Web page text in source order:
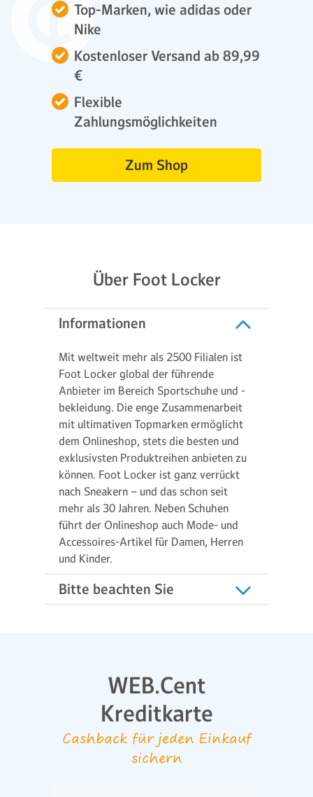
Top-Marken, wie adidas oder
Nike
Kostenloser Versand ab 89,99
€
Flexible
Zahlungsmöglichkeiten
Zum Shop
Über Foot Locker
Informationen
Mit weltweit mehr als 2500 Filialen ist
Foot Locker global der führende
Anbieter im Bereich Sportschuhe und -
bekleidung. Die enge Zusammenarbeit
mit ultimativen Topmarken ermöglicht
dem Onlineshop, stets die besten und
exklusivsten Produktreihen anbieten zu
können. Foot Locker ist ganz verrückt
nach Sneakern – und das schon seit
mehr als 30 Jahren. Neben Schuhen
führt der Onlineshop auch Mode- und
Accessoires-Artikel für Damen, Herren
und Kinder.
Bitte beachten Sie
WEB.Cent
Kreditkarte
Cashback für jeden Einkauf
sichern